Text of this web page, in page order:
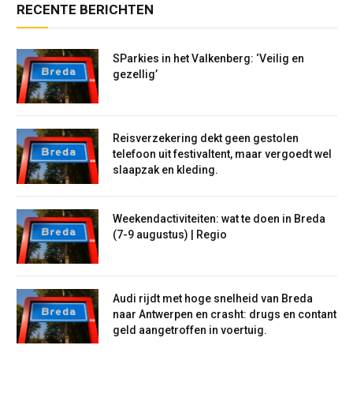
RECENTE BERICHTEN
SParkies in het Valkenberg: ‘Veilig en
gezellig’
Reisverzekering dekt geen gestolen
telefoon uit festivaltent, maar vergoedt wel
slaapzak en kleding.
Weekendactiviteiten: wat te doen in Breda
(7-9 augustus) | Regio
Audi rijdt met hoge snelheid van Breda
naar Antwerpen en crasht: drugs en contant
geld aangetroffen in voertuig.